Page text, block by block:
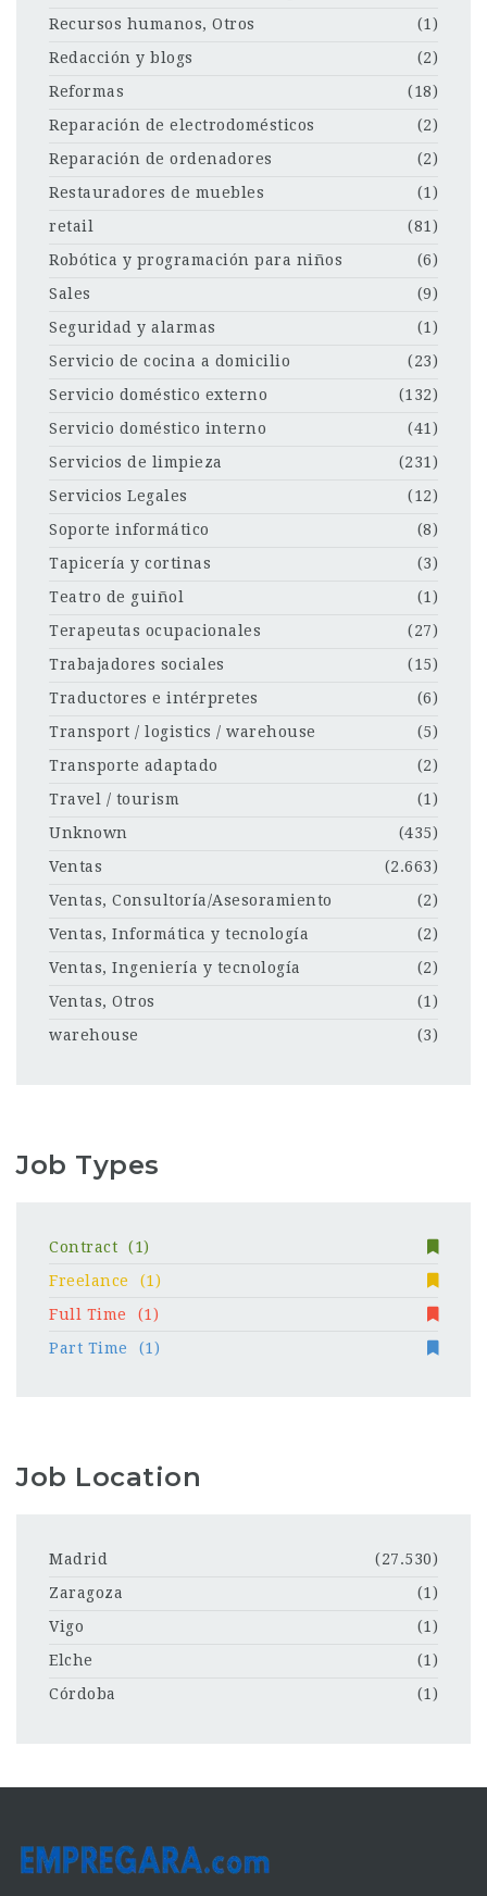
Recursos humanos, Otros
(1)
Redacción y blogs
(2)
Reformas
(18)
Reparación de electrodomésticos
(2)
Reparación de ordenadores
(2)
Restauradores de muebles
(1)
retail
(81)
Robótica y programación para niños
(6)
Sales
(9)
Seguridad y alarmas
(1)
Servicio de cocina a domicilio
(23)
Servicio doméstico externo
(132)
Servicio doméstico interno
(41)
Servicios de limpieza
(231)
Servicios Legales
(12)
Soporte informático
(8)
Tapicería y cortinas
(3)
Teatro de guiñol
(1)
Terapeutas ocupacionales
(27)
Trabajadores sociales
(15)
Traductores e intérpretes
(6)
Transport / logistics / warehouse
(5)
Transporte adaptado
(2)
Travel / tourism
(1)
Unknown
(435)
Ventas
(2.663)
Ventas, Consultoría/Asesoramiento
(2)
Ventas, Informática y tecnología
(2)
Ventas, Ingeniería y tecnología
(2)
Ventas, Otros
(1)
warehouse
(3)
Job Types
Contract
(1)
Freelance
(1)
Full Time
(1)
Part Time
(1)
Job Location
Madrid
(27.530)
Zaragoza
(1)
Vigo
(1)
Elche
(1)
Córdoba
(1)